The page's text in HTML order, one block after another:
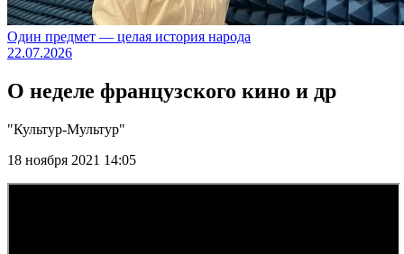
Один предмет — целая история народа
22.07.2026
О неделе французского кино и др
"Культур-Мультур"
18 ноября 2021 14:05